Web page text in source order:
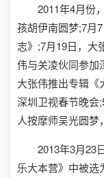
2011年4月份，
孩胡伊南圆梦;7月
志》;7月19日，大
伟与关凌伙同参加
大张伟推出专辑《
深圳卫视春节晚会
人按摩师吴光圆梦
2013年3月23日
乐大本营》中被选